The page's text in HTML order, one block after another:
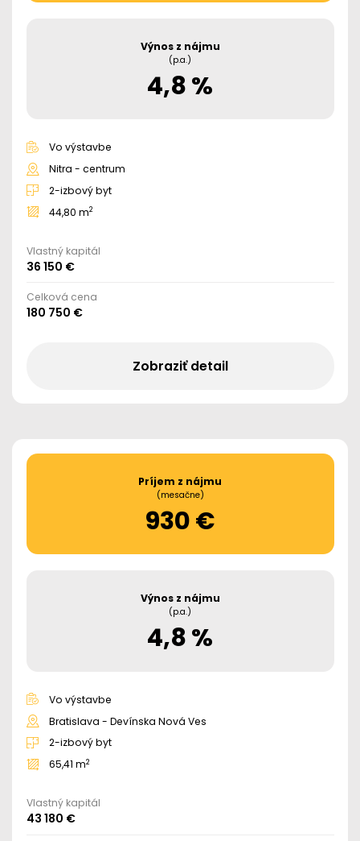
Výnos z nájmu
(p.a.)
4,8 %
Vo výstavbe
Nitra - centrum
2-izbový byt
44,80 m2
Vlastný kapitál
36 150 €
Celková cena
180 750 €
Zobraziť detail
Príjem z nájmu
(mesačne)
930 €
Výnos z nájmu
(p.a.)
4,8 %
Vo výstavbe
Bratislava - Devínska Nová Ves
2-izbový byt
65,41 m2
Vlastný kapitál
43 180 €